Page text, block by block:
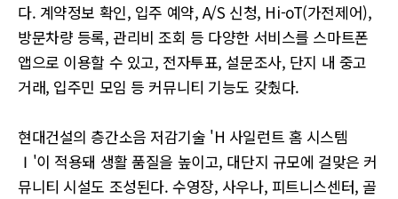
다. 계약정보 확인, 입주 예약, A/S 신청, Hi-oT(가전제어),
방문차량 등록, 관리비 조회 등 다양한 서비스를 스마트폰
앱으로 이용할 수 있고, 전자투표, 설문조사, 단지 내 중고
거래, 입주민 모임 등 커뮤니티 기능도 갖췄다.
현대건설의 층간소음 저감기술 'H 사일런트 홈 시스템
Ⅰ'이 적용돼 생활 품질을 높이고, 대단지 규모에 걸맞은 커
뮤니티 시설도 조성된다. 수영장, 사우나, 피트니스센터, 골